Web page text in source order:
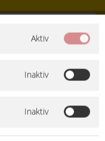
Aktiv
Inaktiv
Inaktiv